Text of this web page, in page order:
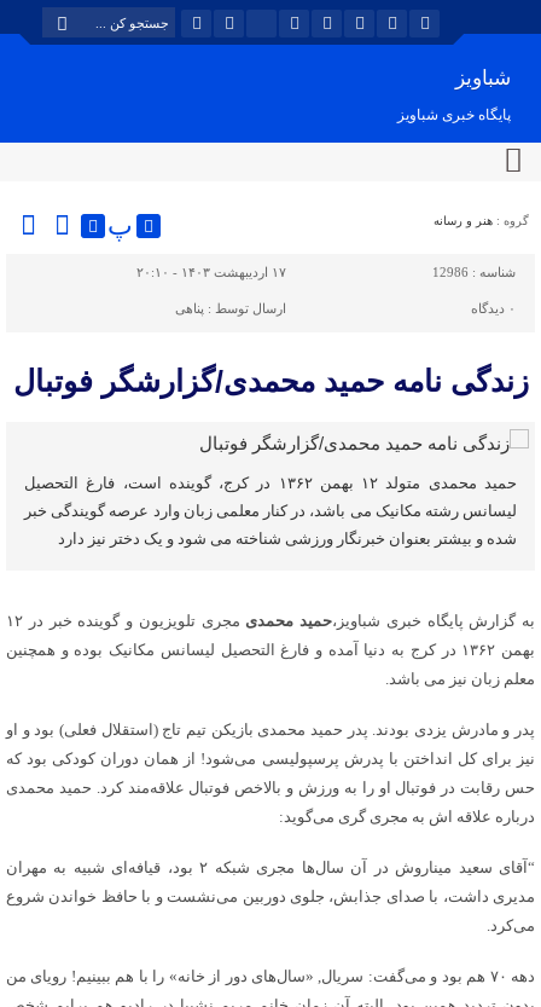
شباویز
پایگاه خبری شباویز
گروه : هنر و رسانه پ
شناسه : 12986 ۱۷ اردیبهشت ۱۴۰۳ - ۲۰:۱۰
۰ دیدگاه ارسال توسط : پناهی
زندگی نامه حمید محمدی/گزارشگر فوتبال
حمید محمدی متولد ۱۲ بهمن ۱۳۶۲ در کرج، گوینده است، فارغ التحصیل
لیسانس رشته مکانیک می باشد، در کنار معلمی زبان وارد عرصه گویندگی خبر
شده و بیشتر بعنوان خبرنگار ورزشی شناخته می شود و یک دختر نیز دارد
به گزارش پایگاه خبری شباویز،حمید محمدی
مجری تلویزیون و گوینده خبر در ۱۲
بهمن ۱۳۶۲ در کرج به دنیا آمده و فارغ التحصیل لیسانس مکانیک بوده و همچنین
معلم زبان نیز می باشد.
پدر و مادرش یزدی بودند. پدر حمید محمدی بازیکن تیم تاج (استقلال فعلی) بود و او
نیز برای کل انداختن با پدرش پرسپولیسی می‌شود! از همان دوران کودکی بود که
حس رقابت در فوتبال او را به ورزش و بالاخص فوتبال علاقه‌مند کرد. حمید محمدی
درباره علاقه اش به مجری گری می‌گوید:
“آقای سعید میناروش در آن سال‌ها مجری شبکه ۲ بود، قیافه‌ای شبیه به مهران
مدیری داشت، با صدای جذابش، جلوی دوربین می‌نشست و با حافظ خواندن شروع
می‌کرد.
دهه ۷۰ هم بود و می‌گفت: سریال, «سال‌های دور از خانه» را با هم ببینیم! رویای من